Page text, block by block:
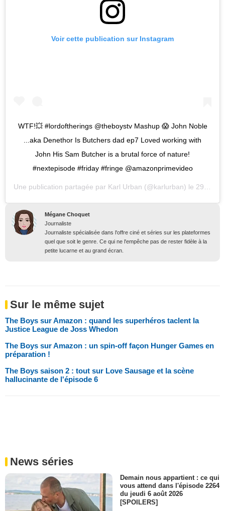
Voir cette publication sur Instagram
WTF!💥 #lordoftherings @theboystv Mashup 😱 John Noble
...aka Denethor Is Butchers dad ep7 Loved working with
John His Sam Butcher is a brutal force of nature!
#nextepisode #friday #fringe @amazonprimevideo
Une publication partagée par Karl Urban (@karlurban) le 29 Sept. 2020 à 10 :44 PDT
Mégane Choquet
Journaliste
Journaliste spécialisée dans l'offre ciné et séries sur les plateformes
quel que soit le genre. Ce qui ne l'empêche pas de rester fidèle à la
petite lucarne et au grand écran.
Sur le même sujet
The Boys sur Amazon : quand les superhéros taclent la
Justice League de Joss Whedon
The Boys sur Amazon : un spin-off façon Hunger Games en
préparation !
The Boys saison 2 : tout sur Love Sausage et la scène
hallucinante de l'épisode 6
News séries
Demain nous appartient : ce qui
vous attend dans l'épisode 2264
du jeudi 6 août 2026
[SPOILERS]